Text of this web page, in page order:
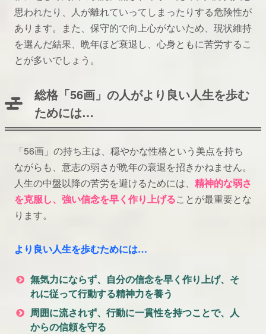
思われたり、人が離れていってしまったりする危険性が
あります。また、保守的で向上心がないため、現状維持
を選んだ結果、晩年ほど衰退し、心身ともに苦労するこ
とが多いでしょう。
総格「56画」の人がより良い人生を歩む
ためには…
「56画」の持ち主は、穏やかな性格という美点を持ち
ながらも、意志の弱さが晩年の衰退を招きかねません。
人生の中盤以降の苦労を避けるためには、 精神的な弱さ
を克服し、強い信念を早く作り上げることが最重要とな
ります。
より良い人生を歩むためには…
無気力にならず、自分の信念を早く作り上げ、そ
れに従って行動する精神力を養う
周囲に流されず、行動に一貫性を持つことで、人
からの信頼を守る